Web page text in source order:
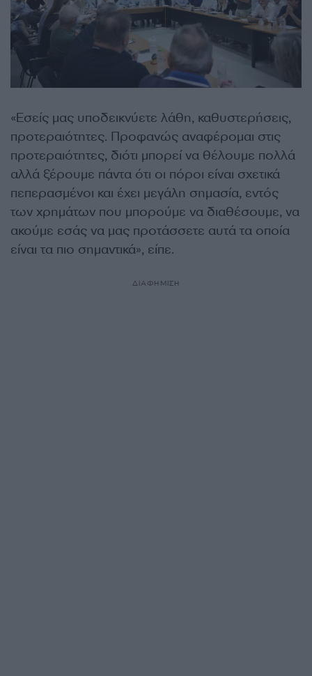
«Εσείς μας υποδεικνύετε λάθη, καθυστερήσεις,
προτεραιότητες. Προφανώς αναφέρομαι στις
προτεραιότητες, διότι μπορεί να θέλουμε πολλά
αλλά ξέρουμε πάντα ότι οι πόροι είναι σχετικά
πεπερασμένοι και έχει μεγάλη σημασία, εντός
των χρημάτων που μπορούμε να διαθέσουμε, να
ακούμε εσάς να μας προτάσσετε αυτά τα οποία
είναι τα πιο σημαντικά», είπε.
ΔΙΑΦΗΜΙΣΗ